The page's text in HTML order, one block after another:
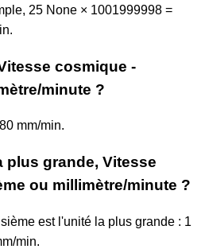
25 None × 1001999998 =
cosmique -
minute ?
mm/min.
plus grande, Vitesse
ou millimètre/minute ?
est l'unité la plus grande : 1
min.